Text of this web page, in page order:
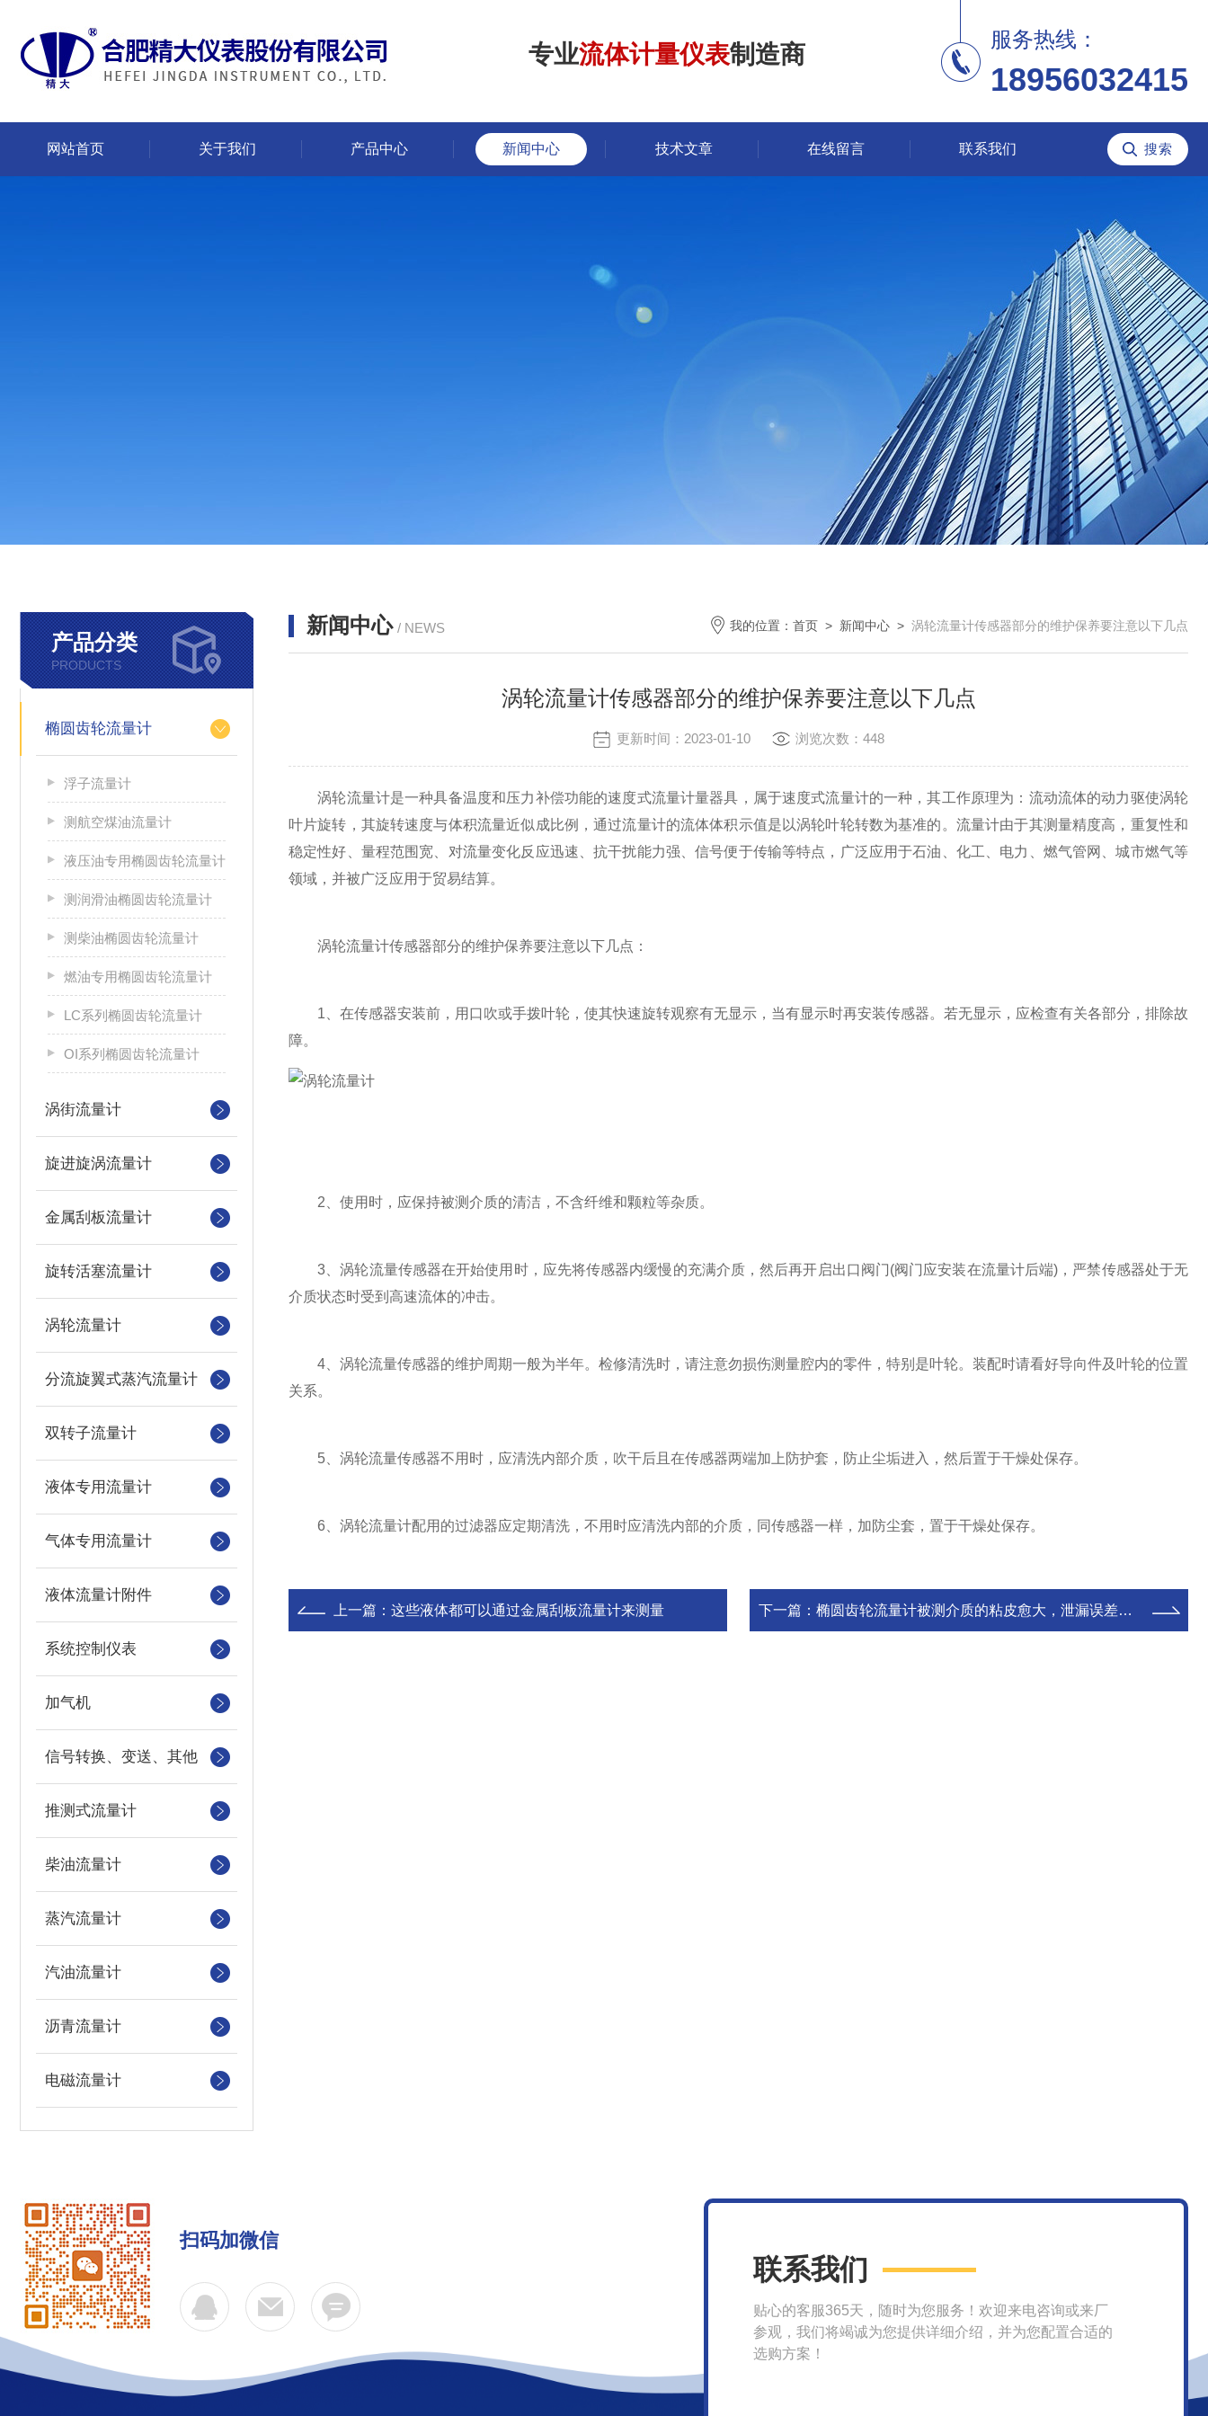
专业流体计量仪表制造商
服务热线：
18956032415
网站首页 关于我们 产品中心 新闻中心 技术文章 在线留言 联系我们
产品分类
PRODUCTS
椭圆齿轮流量计
浮子流量计
测航空煤油流量计
液压油专用椭圆齿轮流量计
测润滑油椭圆齿轮流量计
测柴油椭圆齿轮流量计
燃油专用椭圆齿轮流量计
LC系列椭圆齿轮流量计
OI系列椭圆齿轮流量计
涡街流量计
旋进旋涡流量计
金属刮板流量计
旋转活塞流量计
涡轮流量计
分流旋翼式蒸汽流量计
双转子流量计
液体专用流量计
气体专用流量计
液体流量计附件
系统控制仪表
加气机
信号转换、变送、其他
推测式流量计
柴油流量计
蒸汽流量计
汽油流量计
沥青流量计
电磁流量计
新闻中心 / NEWS 我的位置： 首页 > 新闻中心 > 涡轮流量计传感器部分的维护保养要注意以下几点
涡轮流量计传感器部分的维护保养要注意以下几点
更新时间：2023-01-10 浏览次数：448
涡轮流量计是一种具备温度和压力补偿功能的速度式流量计量器具，属于速度式流量计的一种，其工作原理为：流动流体的动力驱使涡轮
叶片旋转，其旋转速度与体积流量近似成比例，通过流量计的流体体积示值是以涡轮叶轮转数为基准的。流量计由于其测量精度高，重复性和
稳定性好、量程范围宽、对流量变化反应迅速、抗干扰能力强、信号便于传输等特点，广泛应用于石油、化工、电力、燃气管网、城市燃气等
领域，并被广泛应用于贸易结算。
涡轮流量计传感器部分的维护保养要注意以下几点：
1、在传感器安装前，用口吹或手拨叶轮，使其快速旋转观察有无显示，当有显示时再安装传感器。若无显示，应检查有关各部分，排除故
障。
2、使用时，应保持被测介质的清洁，不含纤维和颗粒等杂质。
3、涡轮流量传感器在开始使用时，应先将传感器内缓慢的充满介质，然后再开启出口阀门(阀门应安装在流量计后端)，严禁传感器处于无
介质状态时受到高速流体的冲击。
4、涡轮流量传感器的维护周期一般为半年。检修清洗时，请注意勿损伤测量腔内的零件，特别是叶轮。装配时请看好导向件及叶轮的位置
关系。
5、涡轮流量传感器不用时，应清洗内部介质，吹干后且在传感器两端加上防护套，防止尘垢进入，然后置于干燥处保存。
6、涡轮流量计配用的过滤器应定期清洗，不用时应清洗内部的介质，同传感器一样，加防尘套，置于干燥处保存。
上一篇： 这些液体都可以通过金属刮板流量计来测量 下一篇： 椭圆齿轮流量计被测介质的粘皮愈大，泄漏误差愈小，对测量愈有利
扫码加微信
联系我们
贴心的客服365天，随时为您服务！欢迎来电咨询或来厂
参观，我们将竭诚为您提供详细介绍，并为您配置合适的
选购方案！